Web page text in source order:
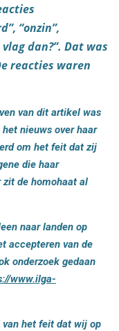
“onzin”,
dan?”. Dat was
reacties waren
van dit artikel was
nieuws over haar
om het feit dat zij
die haar
zit de homohaat al
naar landen op
accepteren van de
onderzoek gedaan
www.ilga-
van het feit dat wij op